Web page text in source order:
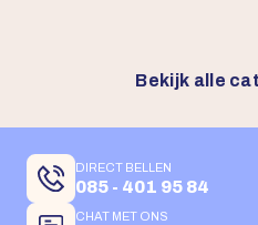
Bekijk alle
DIRECT BELLEN
085 - 401 95 84
CHAT MET ONS